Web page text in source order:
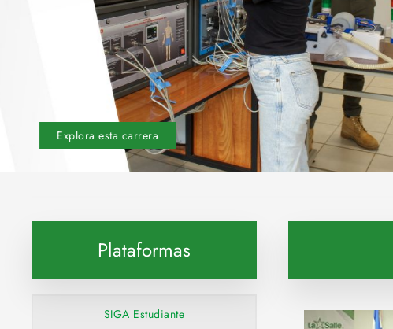
Explora esta carrera
Plataformas
SIGA Estudiante